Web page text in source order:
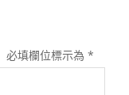
必填欄位標示為 *